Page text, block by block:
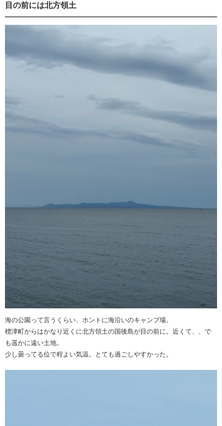
目の前には北方領土
海の公園って言うくらい、ホントに海沿いのキャンプ場。
標津町からはかなり近くに北方領土の国後島が目の前に。近くて、、で
も遥かに遠い土地。
少し曇ってる位で程よい気温。とても過ごしやすかった。